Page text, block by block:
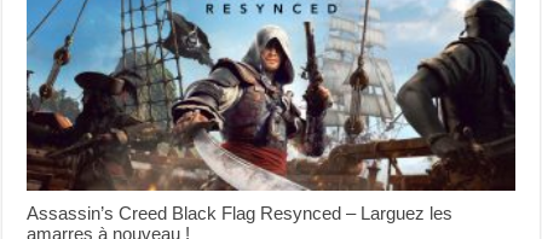
Assassin’s Creed Black Flag Resynced – Larguez les
amarres à nouveau !